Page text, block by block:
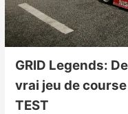
GRID Legends:
vrai jeu de
TEST